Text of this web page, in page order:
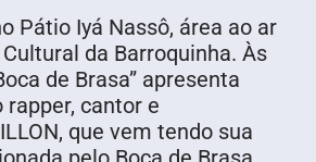
Pátio Iyá Nassô, área ao ar
da Barroquinha. Às
de Brasa” apresenta
cantor e
que vem tendo sua